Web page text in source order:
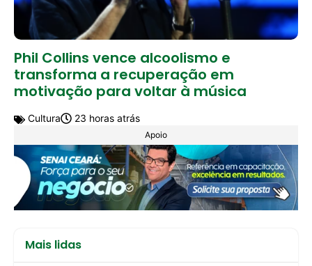
Phil Collins vence alcoolismo e
transforma a recuperação em
motivação para voltar à música
Cultura 23 horas atrás
Apoio
Mais lidas